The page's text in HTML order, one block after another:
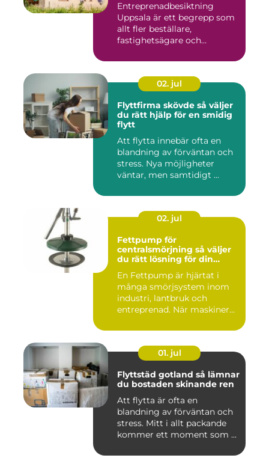
Entreprenadbesiktning
Uppsala är ett begrepp som
allt fler beställare,
fastighetsägare och
02. jul
Flyttfirma skövde så väljer
du rätt hjälp för en smidig
flytt
Att flytta innebär ofta en
blandning av förväntan och
stress. Nya möjligheter
väntar, men samtidigt ...
02. jul
Fettpump för
centralsmörjning så väljer
du rätt lösning för din
En Fettpump är hjärtat i
många smörjsystem inom
industri, lantbruk och
entreprenad. När maskiner
01. jul
Flyttstäd gotland så lämnar
du bostaden skinande ren
Att flytta är ofta en
blandning av förväntan och
stress. Mitt i allt packande
kommer ett moment som ...